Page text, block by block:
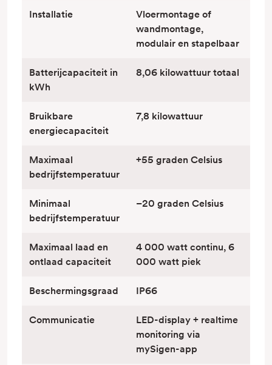
Installatie
Vloermontage of
wandmontage,
modulair en stapelbaar
Batterijcapaciteit in
kWh
8,06 kilowattuur totaal
Bruikbare
energiecapaciteit
7,8 kilowattuur
Maximaal
bedrijfstemperatuur
+55 graden Celsius
Minimaal
bedrijfstemperatuur
–20 graden Celsius
Maximaal laad en
ontlaad capaciteit
4 000 watt continu, 6
000 watt piek
Beschermingsgraad IP66
Communicatie
LED-display + realtime
monitoring via
mySigen-app